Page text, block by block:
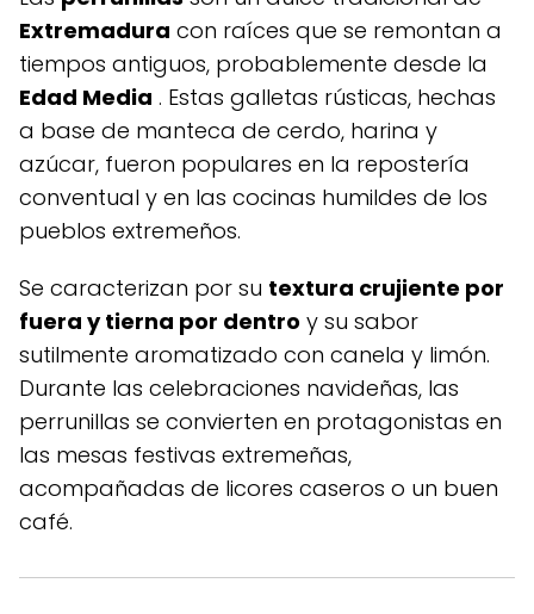
Extremadura con raíces que se remontan a
tiempos antiguos, probablemente desde la
Edad Media . Estas galletas rústicas, hechas
a base de manteca de cerdo, harina y
azúcar, fueron populares en la repostería
conventual y en las cocinas humildes de los
pueblos extremeños.
Se caracterizan por su textura crujiente por
fuera y tierna por dentro y su sabor
sutilmente aromatizado con canela y limón.
Durante las celebraciones navideñas, las
perrunillas se convierten en protagonistas en
las mesas festivas extremeñas,
acompañadas de licores caseros o un buen
café.